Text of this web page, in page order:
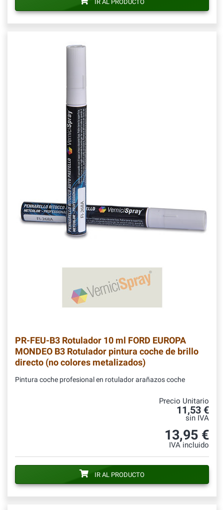
IR AL PRODUCTO
PR-FEU-B3 Rotulador 10 ml FORD EUROPA
MONDEO B3 Rotulador pintura coche de brillo
directo (no colores metalizados)
Pintura coche profesional en rotulador arañazos coche
Precio Unitario
11,53 €
sin IVA
13,95 €
IVA incluido
IR AL PRODUCTO